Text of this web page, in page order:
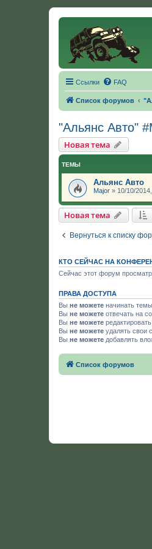
Ссылки FAQ
Список форумов
"Альянс Авто"
Новая тема
ТЕМЫ
Альянс Авто
Major » 10/10/
Новая тема
Вернуться к списку
КТО СЕЙЧАС НА
Сейчас этот форум
ПРАВА ДОСТУПА
Вы не можете начинать темы
Вы не можете отвечать на
Вы не можете
Вы не можете удалять свои
Вы не можете добавлять
Список форумов